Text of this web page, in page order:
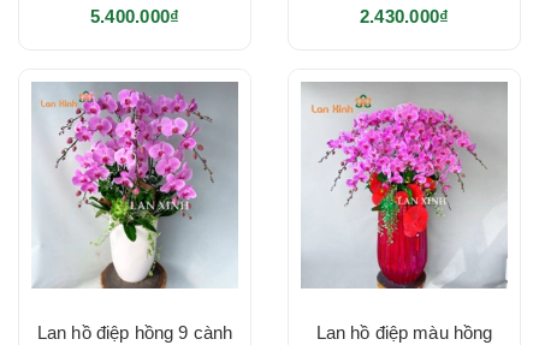
5.400.000₫
2.430.000₫
Lan hồ điệp hồng 9 cành
Lan hồ điệp màu hồng